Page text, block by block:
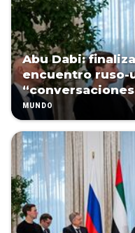
Abu Dabi:
encuentro ruso-
MUNDO